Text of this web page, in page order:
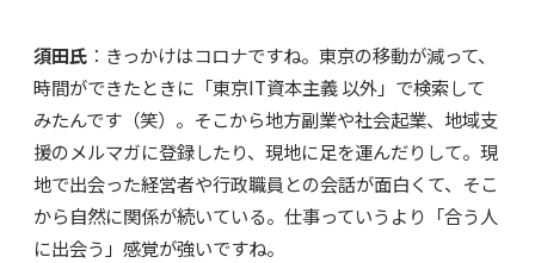
須田氏 ：きっかけはコロナですね。東京の移動が減って、
時間ができたときに「東京IT資本主義 以外」で検索して
みたんです（笑）。そこから地方副業や社会起業、地域支
援のメルマガに登録したり、現地に足を運んだりして。現
地で出会った経営者や行政職員との会話が面白くて、そこ
から自然に関係が続いている。仕事っていうより「合う人
に出会う」感覚が強いですね。